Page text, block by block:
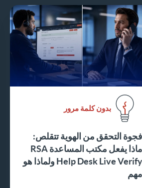
بدون كلمة مرور
فجوة التحقق من الهوية تتقلص:
ماذا يفعل مكتب المساعدة RSA
Help Desk Live Verify ولماذا هو
مهم